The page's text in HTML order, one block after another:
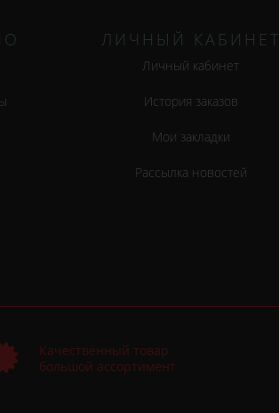
ЛИЧНЫЙ КАБИНЕТ
Личный кабинет
История заказов
Мои закладки
Рассылка новостей
Качественный товар
большой ассортимент